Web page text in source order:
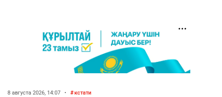
8 августа 2026, 14:07 • кстати